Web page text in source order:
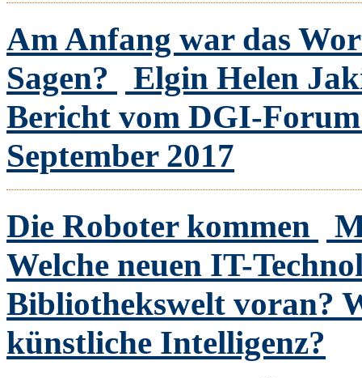
Am Anfang war das
Sagen?
Elgin Helen
Bericht vom DGI-
September 2017
Die Roboter kommen
Welche neuen IT-
Bibliothekswelt voran?
künstliche Intelligenz?